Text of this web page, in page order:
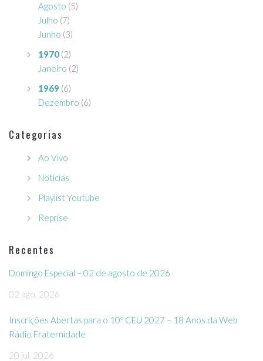
Agosto (5)
Julho (7)
Junho (3)
1970 (2)
Janeiro (2)
1969 (6)
Dezembro (6)
Categorias
Ao Vivo
Notícias
Playlist Youtube
Reprise
Recentes
Domingo Especial – 02 de agosto de 2026
02 ago, 2026
Inscrições Abertas para o 10º CEU 2027 – 18 Anos da Web
Rádio Fraternidade
20 jul, 2026